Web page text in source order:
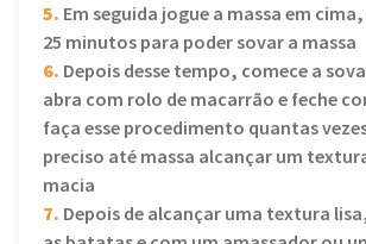
5. Em seguida jogue a massa em
25 minutos para poder sovar a massa
6. Depois desse tempo, comece a
abra com rolo de macarrão e feche
faça esse procedimento quantas
preciso até massa alcançar um
macia
7. Depois de alcançar uma textura